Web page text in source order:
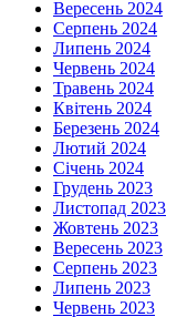
Вересень 2024
Серпень 2024
Липень 2024
Червень 2024
Травень 2024
Квітень 2024
Березень 2024
Лютий 2024
Січень 2024
Грудень 2023
Листопад 2023
Жовтень 2023
Вересень 2023
Серпень 2023
Липень 2023
Червень 2023